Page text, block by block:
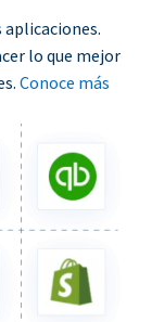
lo que mejor
Conoce más